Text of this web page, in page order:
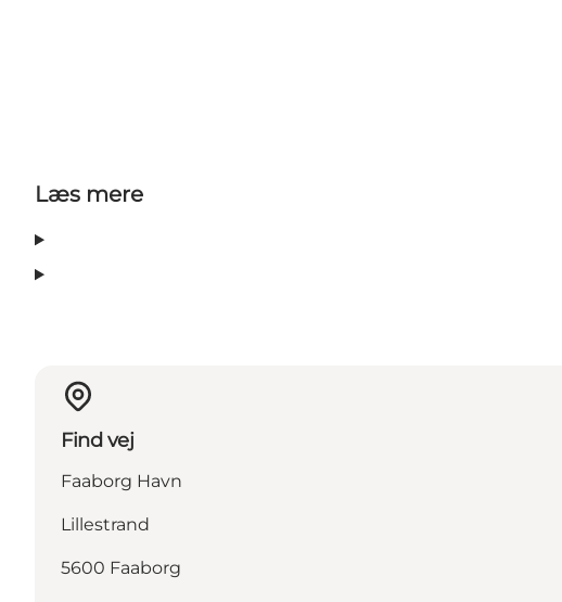
Læs mere
Find vej
Faaborg Havn
Lillestrand
5600 Faaborg